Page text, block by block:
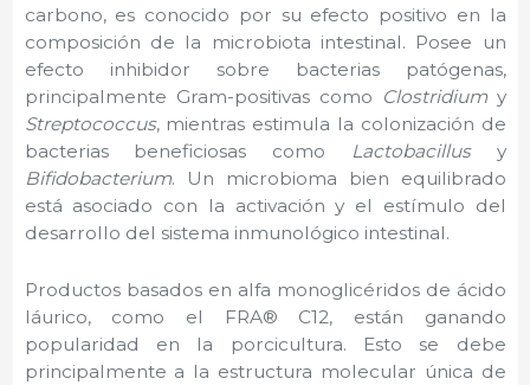
carbono, es conocido por su efecto positivo en la
composición de la microbiota intestinal. Posee un
efecto inhibidor sobre bacterias patógenas,
principalmente Gram-positivas como Clostridiumy
Streptococcus, mientras estimula la colonización de
bacterias beneficiosas como
Lactobacillusy
Bifidobacterium. Un microbioma bien equilibrado
está asociado con la activación y el estímulo del
desarrollo del sistema inmunológico intestinal.
Productos basados en alfa monoglicéridos de ácido
láurico, como el FRA® C12, están ganando
popularidad en la porcicultura. Esto se debe
principalmente a la estructura molecular única de